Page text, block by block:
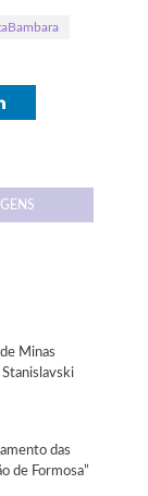
Minas
das
de Formosa”